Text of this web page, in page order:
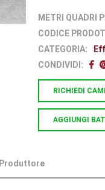
METRI QUADRI
CODICE
CATEGORIA:
CONDIVIDI:
RICHIEDI
AGGIUNGI
Produttore